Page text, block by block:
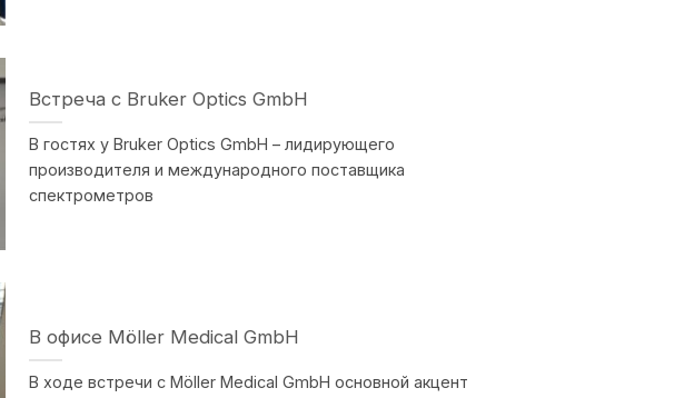
Встреча с Bruker Optics GmbH
В гостях у Bruker Optics GmbH – лидирующего
производителя и международного поставщика
спектрометров
В офисе Möller Medical GmbH
В ходе встречи с Möller Medical GmbH основной акцент